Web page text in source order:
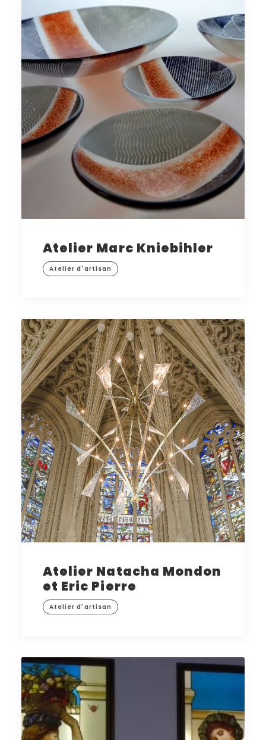
Atelier Marc Kniebihler
Atelier d'artisan
Atelier Natacha Mondon
et Eric Pierre
Atelier d'artisan